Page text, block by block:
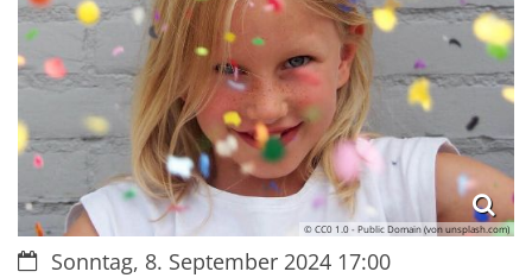
© CC0 1.0 - Public Domain (von unsplash.com)
Datum:Sonntag, 8. September 2024 17:00